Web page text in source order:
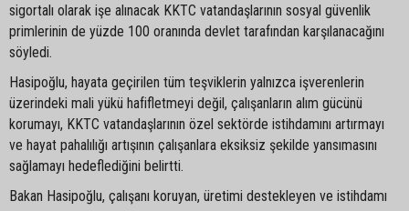
sigortalı olarak işe alınacak KKTC vatandaşlarının sosyal güvenlik
primlerinin de yüzde 100 oranında devlet tarafından karşılanacağını
söyledi.
Hasipoğlu, hayata geçirilen tüm teşviklerin yalnızca işverenlerin
üzerindeki mali yükü hafifletmeyi değil, çalışanların alım gücünü
korumayı, KKTC vatandaşlarının özel sektörde istihdamını artırmayı
ve hayat pahalılığı artışının çalışanlara eksiksiz şekilde yansımasını
sağlamayı hedeflediğini belirtti.
Bakan Hasipoğlu, çalışanı koruyan, üretimi destekleyen ve istihdamı